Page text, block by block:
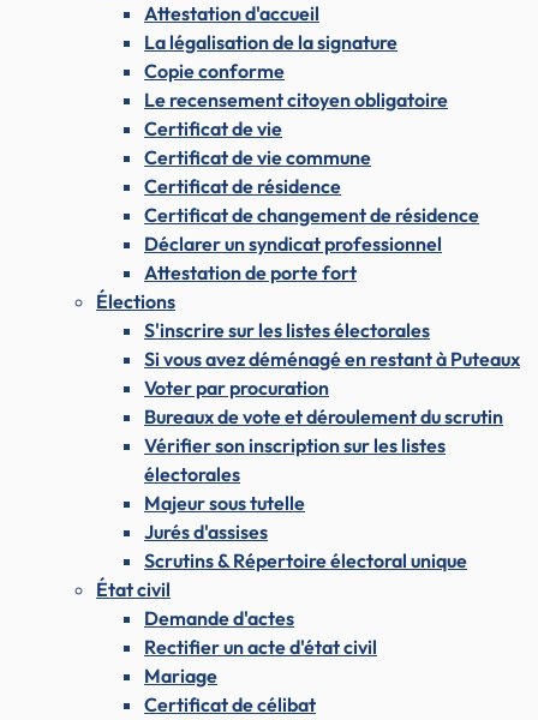
Attestation d'accueil
La légalisation de la signature
Copie conforme
Le recensement citoyen obligatoire
Certificat de vie
Certificat de vie commune
Certificat de résidence
Certificat de changement de résidence
Déclarer un syndicat professionnel
Attestation de porte fort
Élections
S'inscrire sur les listes électorales
Si vous avez déménagé en restant à Puteaux
Voter par procuration
Bureaux de vote et déroulement du scrutin
Vérifier son inscription sur les listes
électorales
Majeur sous tutelle
Jurés d'assises
Scrutins & Répertoire électoral unique
État civil
Demande d'actes
Rectifier un acte d'état civil
Mariage
Certificat de célibat